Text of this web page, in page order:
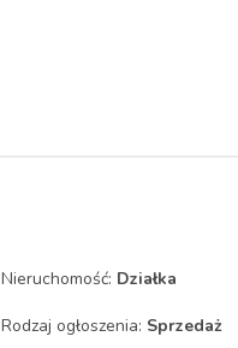
Nieruchomość: Działka
Rodzaj ogłoszenia: Sprzedaż